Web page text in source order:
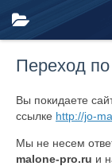
Переход
Вы покидаете
ссылке http://jo-
Мы не несем
malone-pro.ru и